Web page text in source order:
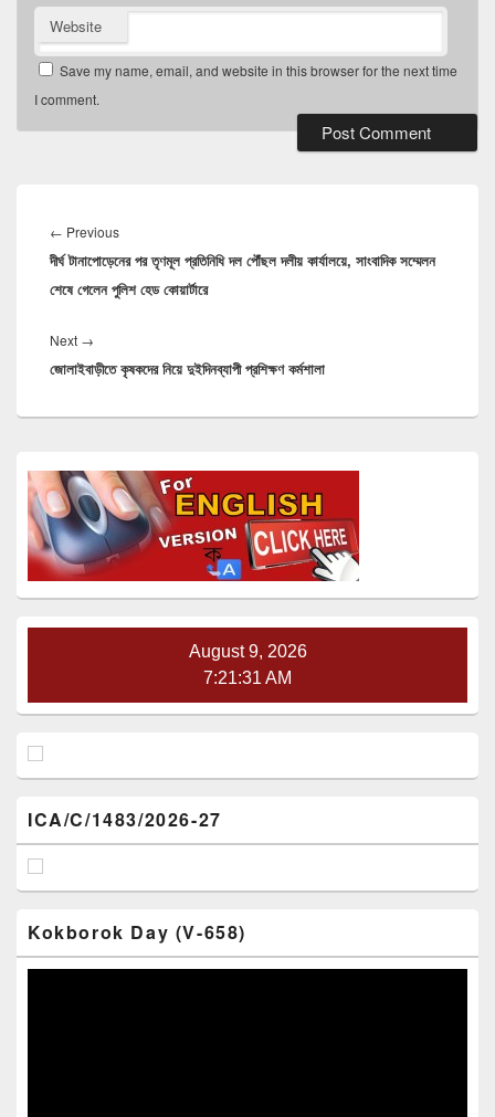
Website
Save my name, email, and website in this browser for the next time
I comment.
navigation
← PreviousPrevious
post:
দীর্ঘ টানাপোড়েনের পর তৃণমূল প্রতিনিধি দল পৌঁছল দলীয় কার্যালয়ে, সাংবাদিক সম্মেলন
শেষে গেলেন পুলিশ হেড কোয়ার্টারে
Next →
post:
জোলাইবাড়ীতে কৃষকদের নিয়ে দুইদিনব্যাপী প্রশিক্ষণ কর্মশালা
Sidebar
Widget
Area
August 9, 2026
7:21:32 AM
ICA/C/1483/2026-27
Kokborok Day (V-658)